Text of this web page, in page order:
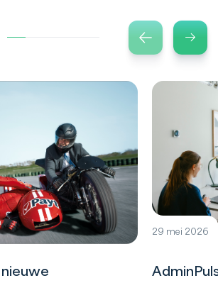
29 mei 2026